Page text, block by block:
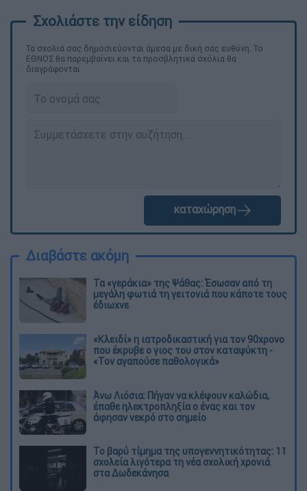
Τα σχολιά σας δημοσιεύονται άμεσα με δική σας ευθύνη. Το
ΕΘΝΟΣ θα παρεμβαίνει και τα προσβλητικά σχόλια θα
διαγράφονται
καταχώρηση
Διαβάστε ακόμη
Τα «γεράκια» της Ψάθας: Έσωσαν από τη
μεγάλη φωτιά τη γειτονιά που κάποτε τους
έδιωχνε
«Κλειδί» η ιατροδικαστική για τον 90χρονο
που έκρυβε ο γιος του στον καταψύκτη -
«Τον αγαπούσε παθολογικά»
Άνω Λιόσια: Πήγαν να κλέψουν καλώδια,
έπαθε ηλεκτροπληξία ο ένας και τον
άφησαν νεκρό στο σημείο
Το βαρύ τίμημα της υπογεννητικότητας: 11
σχολεία λιγότερα τη νέα σχολική χρονιά
στα Δωδεκάνησα